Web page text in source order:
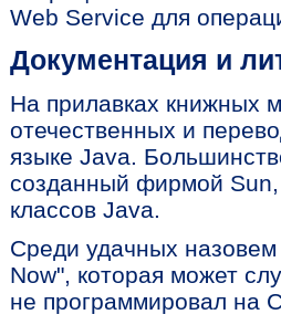
Web Service для
Документация и
На прилавках книжных
отечественных и
языке Java.
созданный фирмой
классов Java.
Среди удачных
Now", которая может
не программировал на